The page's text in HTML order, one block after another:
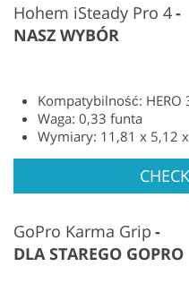
Hohem iSteady Pro 4
NASZ WYBÓR
Kompatybilność: HERO
Waga: 0,33 funta
Wymiary: 11,81 x 5,12
GoPro Karma Grip
DLA STAREGO GOPRO